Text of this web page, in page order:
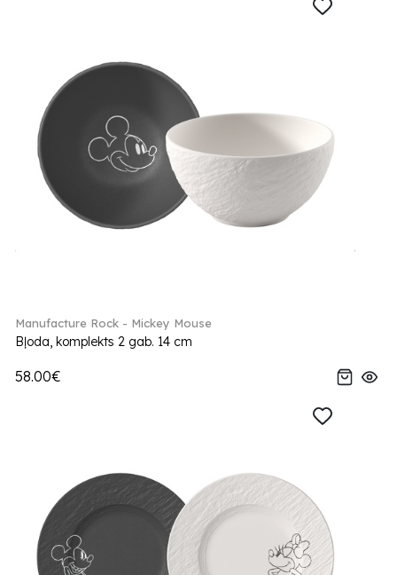
Manufacture Rock - Mickey Mouse
Bļoda, komplekts 2 gab. 14 cm
58.00€